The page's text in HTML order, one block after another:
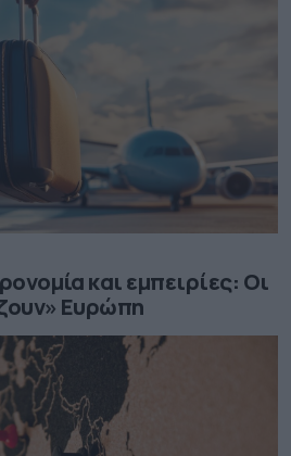
και εμπειρίες: Οι
Ευρώπη